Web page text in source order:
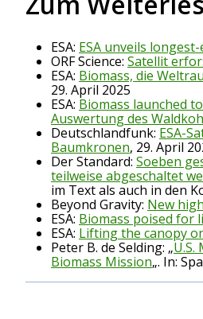
ESA: ESA unveils
ORF Science: Satellit
ESA: Biomass, die
29. April 2025
ESA: Biomass launched
Auswertung des
Deutschlandfunk: ESA-
Baumkronen, 29. April
Der Standard: Soeben
teilweise abgeschaltet
im Text als auch in den
Beyond Gravity: New
ESA: Biomass poised for
ESA: Lifting the canopy
Peter B. de Selding: „U.S.
Biomass Mission„. In: